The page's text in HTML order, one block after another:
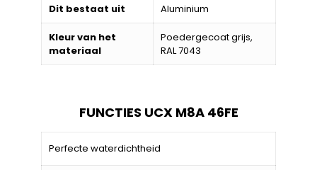
Dit bestaat uit Aluminium
Kleur van het
materiaal
Poedergecoat grijs,
RAL 7043
FUNCTIES UCX M8A 46FE
Perfecte waterdichtheid